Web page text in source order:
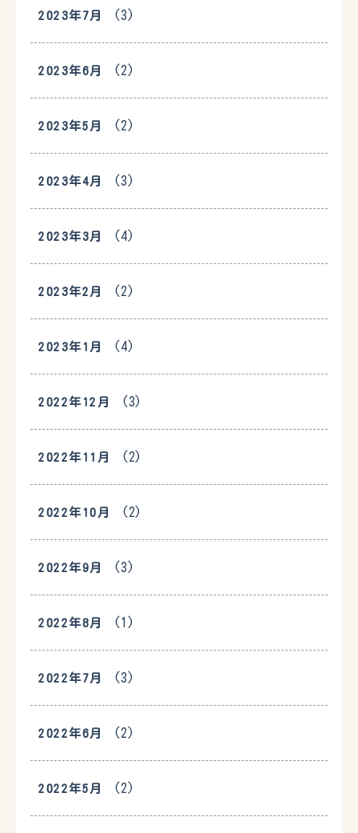
2023年7月 (3)
2023年6月 (2)
2023年5月 (2)
2023年4月 (3)
2023年3月 (4)
2023年2月 (2)
2023年1月 (4)
2022年12月 (3)
2022年11月 (2)
2022年10月 (2)
2022年9月 (3)
2022年8月 (1)
2022年7月 (3)
2022年6月 (2)
2022年5月 (2)